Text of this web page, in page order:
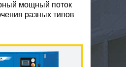
мощный поток
разных типов